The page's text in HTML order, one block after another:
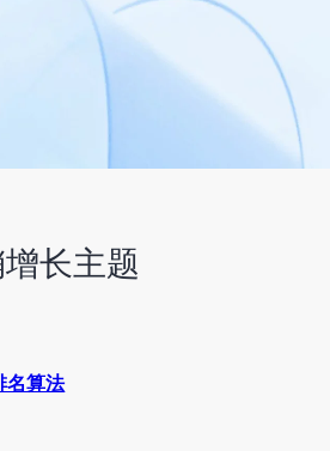
长主题
名算法